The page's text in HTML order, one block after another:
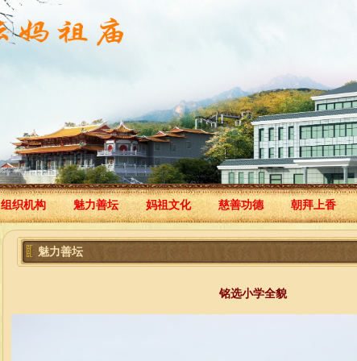
组织机构 魅力善坛 妈祖文化 慈善功德 朝拜上香
魅力善坛
铭选小学全貌